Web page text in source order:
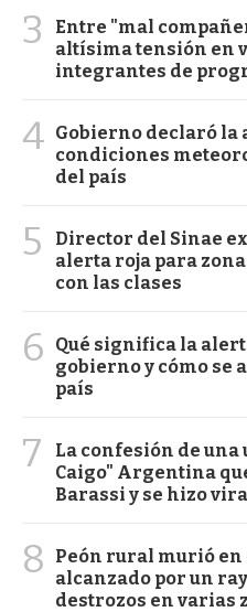
3
Entre "mal
altísima tensión en
integrantes de
4 Gobierno declaró la
condiciones
del país
5
Director del Sinae
alerta roja para
con las clases
6
Qué significa la
gobierno y cómo se
país
7
La confesión de
Caigo" Argentina
Barassi y se hizo
8
Peón rural murió en
alcanzado por un
destrozos en varias